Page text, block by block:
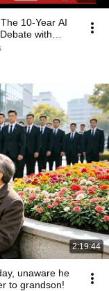
10-Year AI
with
2:19:44
unaware he
to grandson!